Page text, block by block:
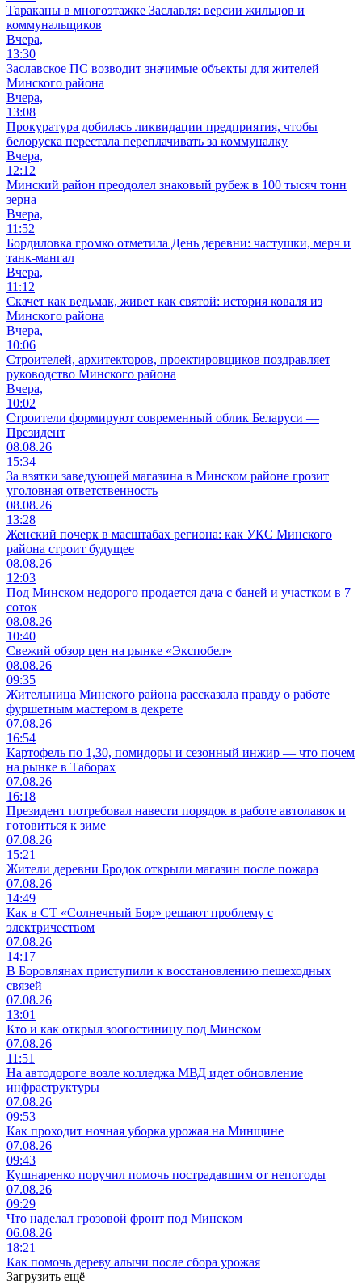
Тараканы в многоэтажке Заславля: версии жильцов и
коммунальщиков
Вчера,
13:30
Заславское ПС возводит значимые объекты для жителей
Минского района
Вчера,
13:08
Прокуратура добилась ликвидации предприятия, чтобы
белоруска перестала переплачивать за коммуналку
Вчера,
12:12
Минский район преодолел знаковый рубеж в 100 тысяч тонн
зерна
Вчера,
11:52
Бордиловка громко отметила День деревни: частушки, мерч и
танк-мангал
Вчера,
11:12
Скачет как ведьмак, живет как святой: история коваля из
Минского района
Вчера,
10:06
Cтроителей, архитекторов, проектировщиков поздравляет
руководство Минского района
Вчера,
10:02
Строители формируют современный облик Беларуси —
Президент
08.08.26
15:34
За взятки заведующей магазина в Минском районе грозит
уголовная ответственность
08.08.26
13:28
Женский почерк в масштабах региона: как УКС Минского
района строит будущее
08.08.26
12:03
Под Минском недорого продается дача с баней и участком в 7
соток
08.08.26
10:40
Свежий обзор цен на рынке «Экспобел»
08.08.26
09:35
Жительница Минского района рассказала правду о работе
фуршетным мастером в декрете
07.08.26
16:54
Картофель по 1,30, помидоры и сезонный инжир — что почем
на рынке в Таборах
07.08.26
16:18
Президент потребовал навести порядок в работе автолавок и
готовиться к зиме
07.08.26
15:21
Жители деревни Бродок открыли магазин после пожара
07.08.26
14:49
Как в СТ «Солнечный Бор» решают проблему с
электричеством
07.08.26
14:17
В Боровлянах приступили к восстановлению пешеходных
связей
07.08.26
13:01
Кто и как открыл зоогостиницу под Минском
07.08.26
11:51
На автодороге возле колледжа МВД идет обновление
инфраструктуры
07.08.26
09:53
Как проходит ночная уборка урожая на Минщине
07.08.26
09:43
Кушнаренко поручил помочь пострадавшим от непогоды
07.08.26
09:29
Что наделал грозовой фронт под Минском
06.08.26
18:21
Как помочь дереву алычи после сбора урожая
Загрузить ещё